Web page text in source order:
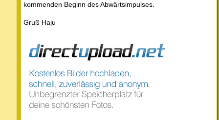
kommenden Beginn des Abwärtsimpulses.
Gruß Haju